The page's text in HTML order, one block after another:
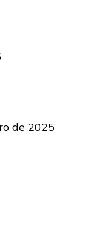
de 2025